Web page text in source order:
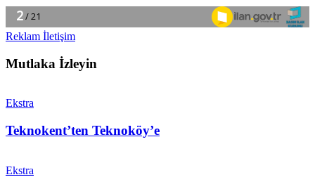
Reklam İletişim
Mutlaka İzleyin
Ekstra
Teknokent’ten Teknoköy’e
Ekstra